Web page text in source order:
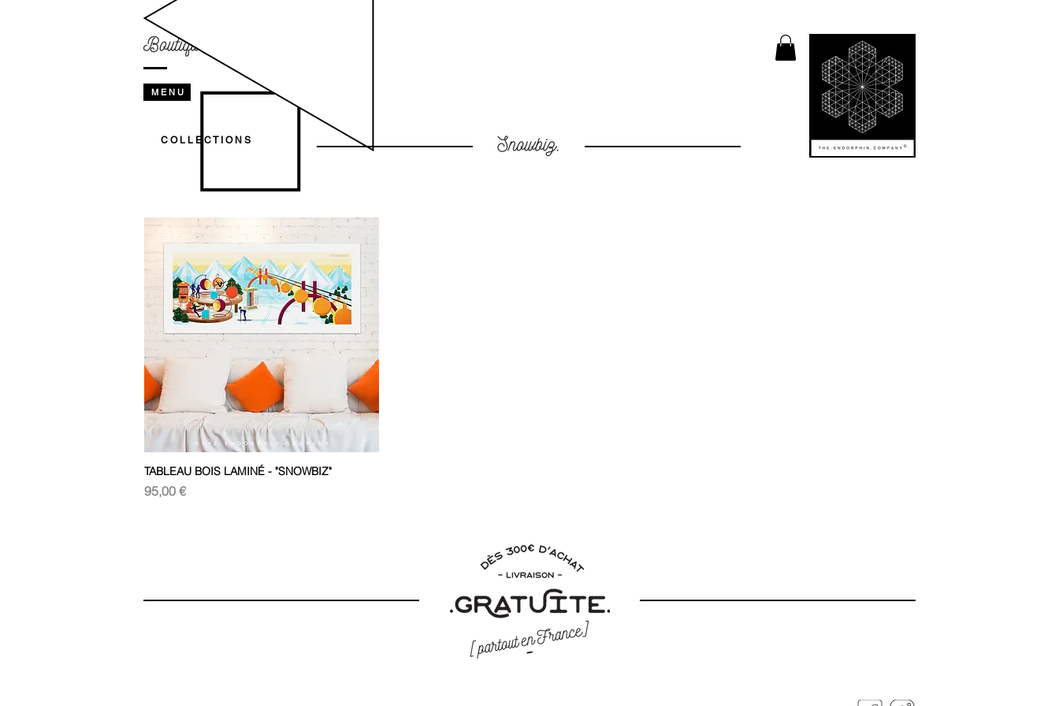
M E N U
C O L L E C T I O N S
Aperçu rapide
TABLEAU BOIS LAMINÉ - "SNOWBIZ"
Prix
95,00 €